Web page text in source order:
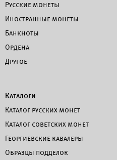
Русские монеты
Иностранные монеты
Банкноты
Ордена
Другое
Каталоги
Каталог русских монет
Каталог советских монет
Георгиевские кавалеры
Образцы подделок